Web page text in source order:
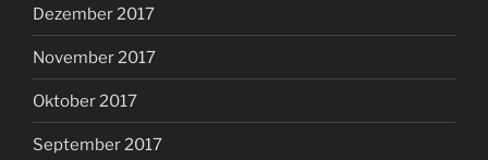
Dezember 2017
November 2017
Oktober 2017
September 2017